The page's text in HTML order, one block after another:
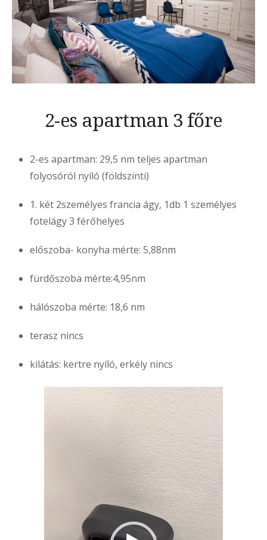
2-es apartman 3 főre
2-es apartman: 29,5 nm teljes apartman
folyosóról nyíló (földszinti)
1. két 2személyes francia ágy, 1db 1 személyes
fotelágy 3 férőhelyes
előszoba- konyha mérte: 5,88nm
fürdőszoba mérte:4,95nm
hálószoba mérte: 18,6 nm
terasz nincs
kilátás: kertre nyíló, erkély nincs
Videólejátszó